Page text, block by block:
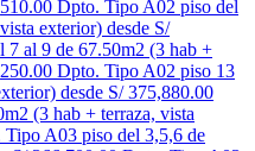
Dpto. Tipo A02 piso del
exterior) desde S/
al 9 de 67.50m2 (3 hab +
Dpto. Tipo A02 piso 13
desde S/ 375,880.00
(3 hab + terraza, vista
A03 piso del 3,5,6 de